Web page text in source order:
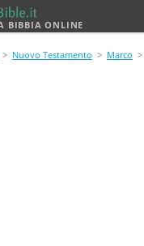
BIBBIA ONLINE
> Nuovo Testamento > Marco >